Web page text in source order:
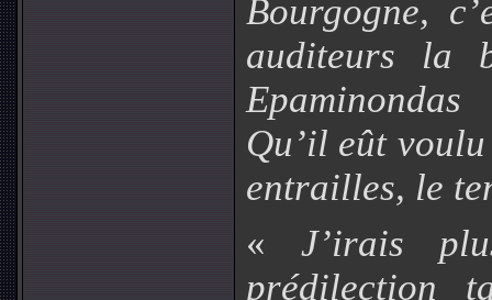
Bourgogne,
auditeurs la
Qu’il eût
entrailles, le
«J’irais
prédilection